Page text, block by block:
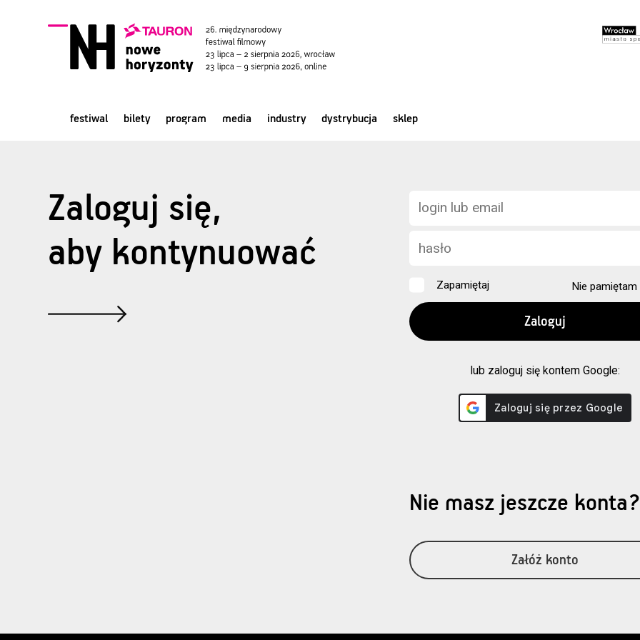
festiwal bilety program media industry dystrybucja sklep
Zaloguj się,
aby kontynuować
Zapamiętaj Nie pamiętam
lub zaloguj się kontem Google:
Nie masz jeszcze konta?
Załóż konto